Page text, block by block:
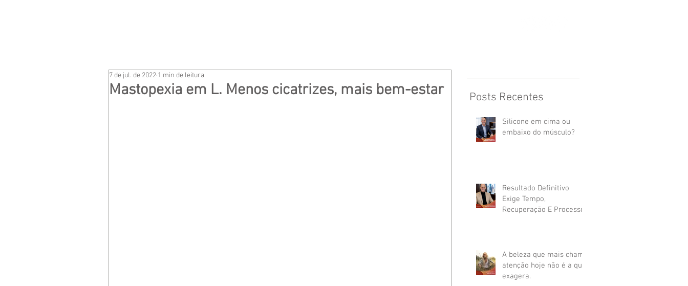
Mastopexia em L. Menos cicatrizes, mais bem-estar
7 de jul. de 2022 1 min de leitura
Posts Recentes
Silicone em cima ou
embaixo do músculo?
Resultado Definitivo
Exige Tempo,
Recuperação E Processo.
A beleza que mais chama
atenção hoje não é a que
exagera.